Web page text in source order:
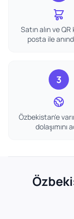
Satın alın ve
posta ile
3
Özbekistan'e
dolaşımını